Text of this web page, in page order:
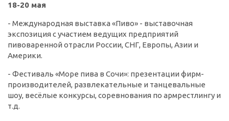
18-20 мая
- Международная выставка «Пиво» - выставочная
экспозиция с участием ведущих предприятий
пивоваренной отрасли России, СНГ, Европы, Азии и
Америки.
- Фестиваль «Море пива в Сочи»: презентации фирм-
производителей, развлекательные и танцевальные
шоу, весёлые конкурсы, соревнования по армрестлингу и
т.д.